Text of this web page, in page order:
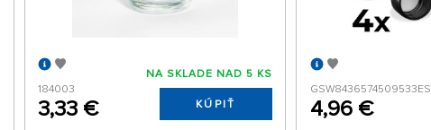
184003
3,33 €
NA SKLADE NAD 5 KS
KÚPIŤ
GSW8436574509533ES
4,96 €